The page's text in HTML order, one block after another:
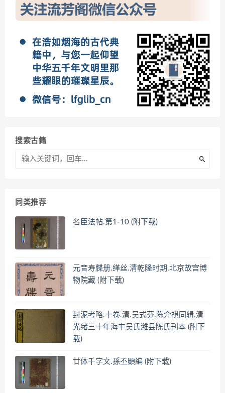
搜索古籍
同类推荐
名臣法帖.第1-10 (附下载)
元音寿牒册.缂丝.清乾隆时期.北京故宫博
物院藏 (附下载)
封泥考略.十卷.清.吴式芬.陈介祺同辑.清
光绪三十年海丰吴氏潍县陈氏刊本 (附下
载)
廿体千字文.孫丕顕編 (附下载)